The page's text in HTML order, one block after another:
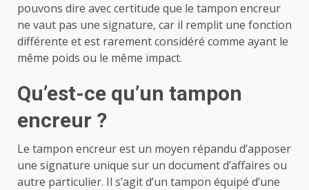
pouvons dire avec certitude que le tampon encreur
ne vaut pas une signature, car il remplit une fonction
différente et est rarement considéré comme ayant le
même poids ou le même impact.
Qu’est-ce qu’un tampon
encreur ?
Le tampon encreur est un moyen répandu d’apposer
une signature unique sur un document d’affaires ou
autre particulier. Il s’agit d’un tampon équipé d’une